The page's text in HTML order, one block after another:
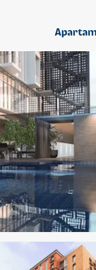
APARTAMENTO
Q 1,400,000
Cuotas desde Q 9,019*
CENTRICO
CENTRICO
2 dormitorios 1